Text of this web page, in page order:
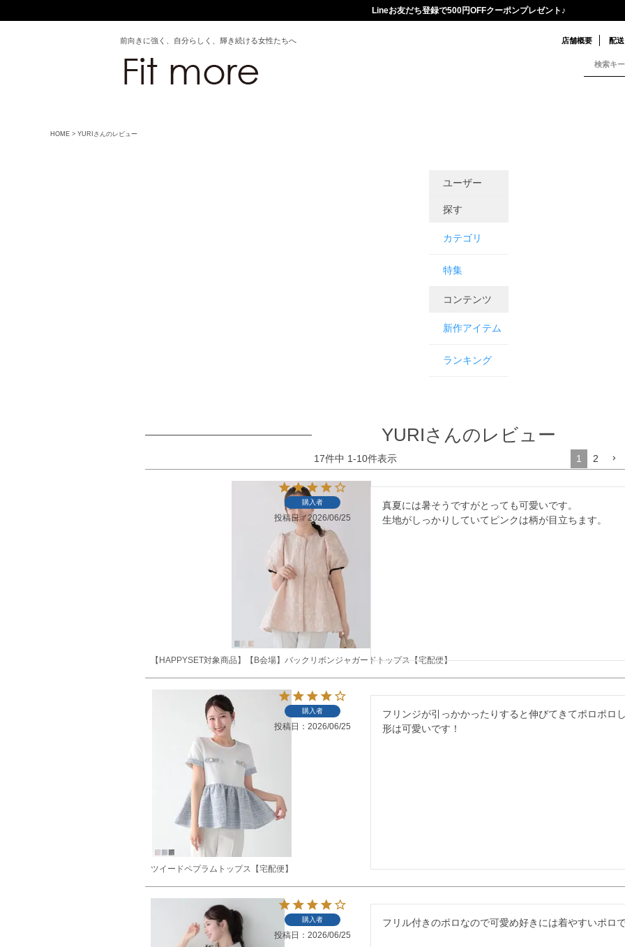
Lineお友だち登録で500円OFFクーポンプレゼント♪
前向きに強く、自分らしく、輝き続ける女性たちへ 店舗概要 配
HOME YURIさんのレビュー
ユーザー
探す
カテゴリ
特集
コンテンツ
新作アイテム
ランキング
YURIさんのレビュー
17件中 1-10件表示 1 2
【HAPPYSET対象商品】【B会場】バックリボンジャガードトップス【宅配便】
購入者
投稿日 2026/06/25
真夏には暑そうですがとっても可愛いです。
生地がしっかりしていてピンクは柄が目立ちます。
ツイードペプラムトップス【宅配便】
購入者
投稿日 2026/06/25
フリンジが引っかかったりすると伸びてきてポロポロし
形は可愛いです！
購入者
投稿日 2026/06/25
フリル付きのポロなので可愛め好きには着やすいポロで